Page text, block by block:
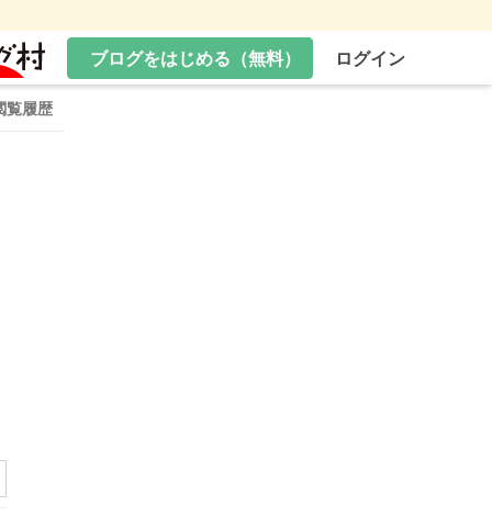
ブログをはじめる（無料） ログイン
覧履歴